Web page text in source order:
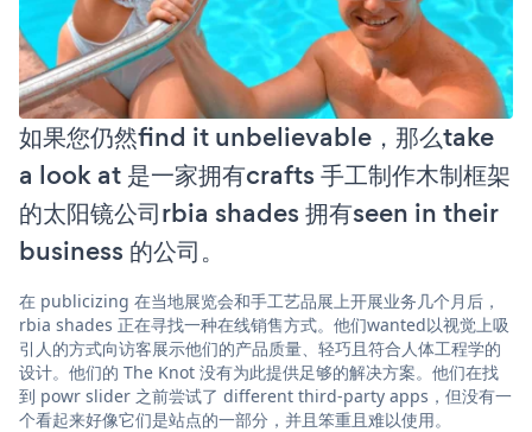
如果您仍然find it unbelievable，那么take
a look at 是一家拥有crafts 手工制作木制框架
的太阳镜公司rbia shades 拥有seen in their
business 的公司。
在 publicizing 在当地展览会和手工艺品展上开展业务几个月后，
rbia shades 正在寻找一种在线销售方式。他们wanted以视觉上吸
引人的方式向访客展示他们的产品质量、轻巧且符合人体工程学的
设计。他们的 The Knot 没有为此提供足够的解决方案。他们在找
到 powr slider 之前尝试了 different third-party apps，但没有一
个看起来好像它们是站点的一部分，并且笨重且难以使用。